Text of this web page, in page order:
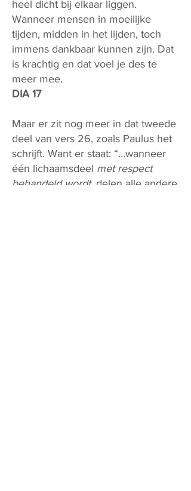
heel dicht bij elkaar liggen.
Wanneer mensen in moeilijke
tijden, midden in het lijden, toch
immens dankbaar kunnen zijn. Dat
is krachtig en dat voel je des te
meer mee.
DIA 17
Maar er zit nog meer in dat tweede
deel van vers 26, zoals Paulus het
schrijft. Want er staat: “…wanneer
één lichaamsdeel met respect
behandeld wordt, delen alle andere